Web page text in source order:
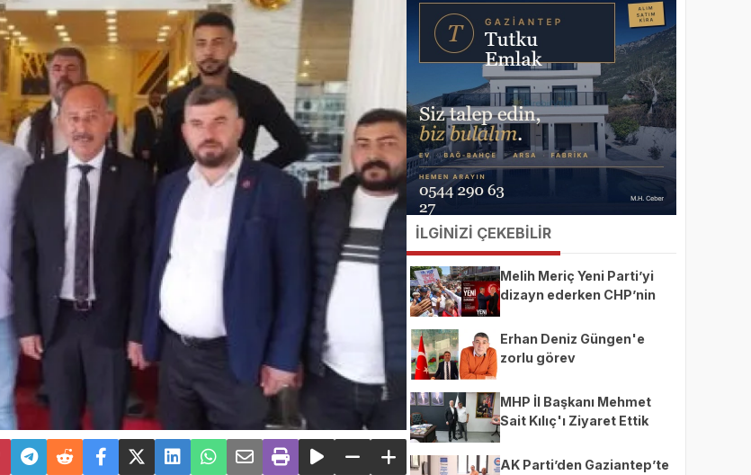
İLGİNİZİ ÇEKEBİLİR
Melih Meriç Yeni Parti’yi
dizayn ederken CHP’nin
Erhan Deniz Güngen'e
zorlu görev
MHP İl Başkanı Mehmet
Sait Kılıç'ı Ziyaret Ettik
AK Parti’den Gaziantep’te